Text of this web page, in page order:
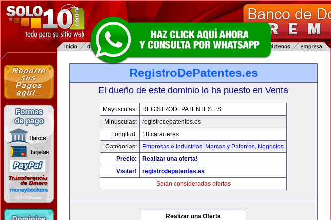
RegistroDePatentes.es
El dueño de este dominio lo ha puesto en Venta
Mayusculas:
REGISTRODEPATENTES.ES
Minusculas:
registrodepatentes.es
Longitud:
18 caracteres
Categorias:
Empresas e Industrias, Marcas y Patentes, Negocios
Precio:
Realizar una oferta!
Visitar!
registrodepatentes.es
Serán consideradas ofertas
Realizar una Oferta